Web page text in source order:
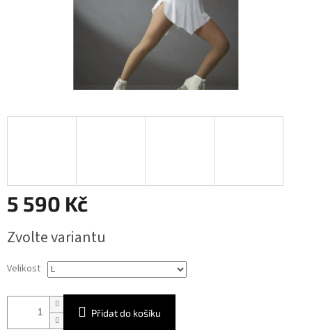
5 590 Kč
cena:
Zvolte variantu
Velikost
Přidat do košíku